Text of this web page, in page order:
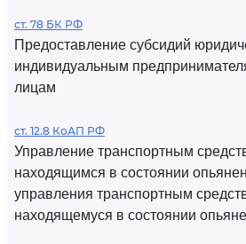
ст. 78 БК РФ
Предоставление субсидий
индивидуальным
лицам
ст. 12.8 КоАП РФ
Управление транспортным
находящимся в состоянии
управления транспортным
находящемуся в состоянии